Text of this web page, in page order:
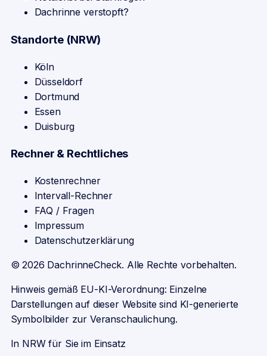
Dachrinne verstopft?
Standorte (NRW)
Köln
Düsseldorf
Dortmund
Essen
Duisburg
Rechner & Rechtliches
Kostenrechner
Intervall-Rechner
FAQ / Fragen
Impressum
Datenschutzerklärung
©2026 DachrinneCheck. Alle Rechte vorbehalten.
Hinweis gemäß EU-KI-Verordnung: Einzelne
Darstellungen auf dieser Website sind KI-generierte
Symbolbilder zur Veranschaulichung.
In NRW für Sie im Einsatz